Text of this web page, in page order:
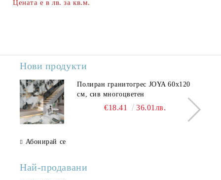
Цената е в лв. за кв.м.
Нови продукти
Полиран гранитогрес JOYA 60x120
см, сив многоцветен
€18.41 36.01лв.
Абонирай се
Най-продавани